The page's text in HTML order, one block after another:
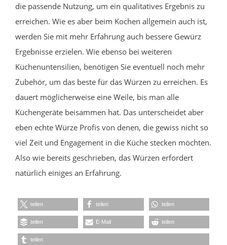
die passende Nutzung, um ein qualitatives Ergebnis zu
erreichen. Wie es aber beim Kochen allgemein auch ist,
werden Sie mit mehr Erfahrung auch bessere Gewürz
Ergebnisse erzielen. Wie ebenso bei weiteren
Küchenuntensilien, benötigen Sie eventuell noch mehr
Zubehör, um das beste für das Würzen zu erreichen. Es
dauert möglicherweise eine Weile, bis man alle
Küchengeräte beisammen hat. Das unterscheidet aber
eben echte Würze Profis von denen, die gewiss nicht so
viel Zeit und Engagement in die Küche stecken möchten.
Also wie bereits geschrieben, das Würzen erfordert
natürlich einiges an Erfahrung.
teilen teilen teilen
teilen E-Mail teilen
teilen